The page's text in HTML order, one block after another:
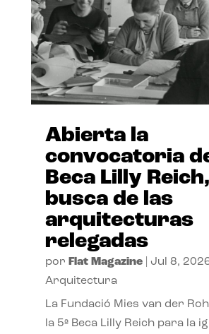
Abierta la
convocatoria
Beca Lilly
busca de las
arquitecturas
relegadas
por Flat Magazine| Jul 8,
Arquitectura
La Fundació Mies van der
la 5ª Beca Lilly Reich para la